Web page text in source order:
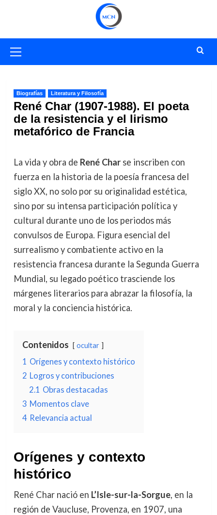
primario
Biografías Literatura y Filosofía
René Char (1907-1988). El poeta
de la resistencia y el lirismo
metafórico de Francia
La vida y obra de René Charse inscriben con
fuerza en la historia de la poesía francesa del
siglo XX, no solo por su originalidad estética,
sino por su intensa participación política y
cultural durante uno de los periodos más
convulsos de Europa. Figura esencial del
surrealismo y combatiente activo en la
resistencia francesa durante la Segunda Guerra
Mundial, su legado poético trasciende los
márgenes literarios para abrazar la filosofía, la
moral y la conciencia histórica.
Contenidos ocultar
1 Orígenes y contexto histórico
2 Logros y contribuciones
2.1 Obras destacadas
3 Momentos clave
4 Relevancia actual
Orígenes y contexto
histórico
René Char nació en L’Isle-sur-la-Sorgue, en la
región de Vaucluse, Provenza, en 1907, una